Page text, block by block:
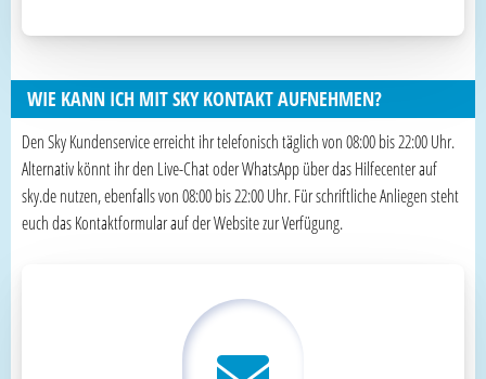
WIE KANN ICH MIT SKY KONTAKT AUFNEHMEN?
Den Sky Kundenservice erreicht ihr telefonisch täglich von 08:00 bis 22:00 Uhr.
Alternativ könnt ihr den Live-Chat oder WhatsApp über das Hilfecenter auf
sky.de nutzen, ebenfalls von 08:00 bis 22:00 Uhr. Für schriftliche Anliegen steht
euch das Kontaktformular auf der Website zur Verfügung.